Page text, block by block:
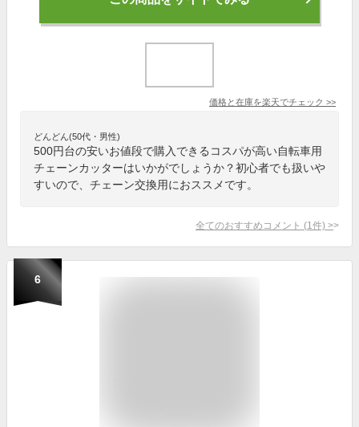
価格と在庫を楽天でチェック >>
どんどん(50代・男性)
500円台の安いお値段で購入できるコスパが高い自転車用
チェーンカッターはいかがでしょうか？初心者でも扱いや
すいので、チェーン交換用におススメです。
全てのおすすめコメント (1 件) >
6